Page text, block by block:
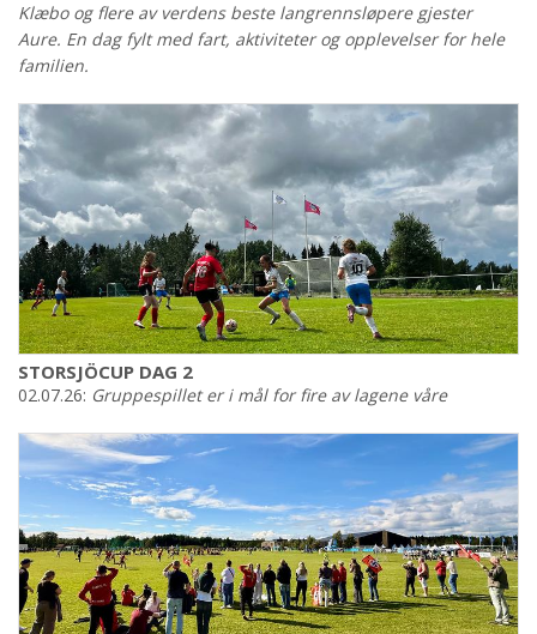
Klæbo og flere av verdens beste langrennsløpere gjester
Aure. En dag fylt med fart, aktiviteter og opplevelser for hele
familien.
STORSJÖCUP DAG 2
02.07.26: Gruppespillet er i mål for fire av lagene våre